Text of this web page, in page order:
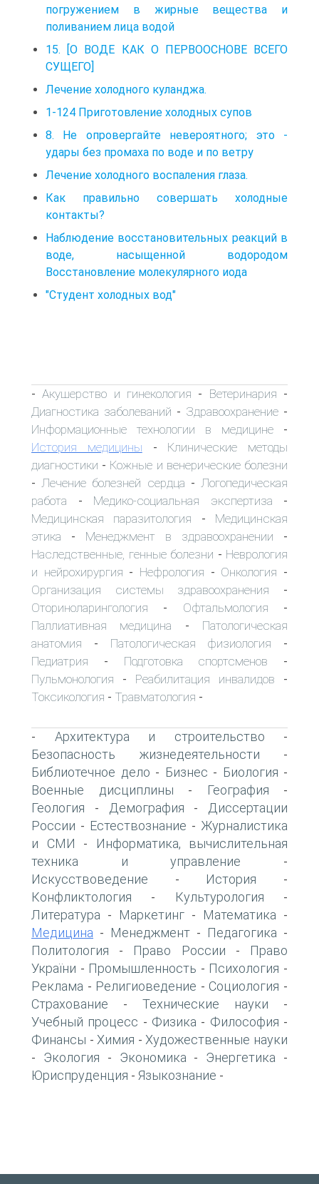
погружением в жирные вещества и
поливанием лица водой
15. [О ВОДЕ КАК О ПЕРВООСНОВЕ ВСЕГО
СУЩЕГО]
Лечение холодного куланджа.
1-124 Приготовление холодных супов
8. Не опровергайте невероятного; это -
удары без промаха по воде и по ветру
Лечение холодного воспаления глаза.
Как правильно совершать холодные
контакты?
Наблюдение восстановительных реакций в
воде, насыщенной водородом
Восстановление молекулярного иода
"Студент холодных вод"
-Акушерство и гинекология - Ветеринария -
Диагностика заболеваний - Здравоохранение -
Информационные технологии в медицине -
История медицины - Клинические методы
диагностики - Кожные и венерические болезни
- Лечение болезней сердца - Логопедическая
работа - Медико-социальная экспертиза -
Медицинская паразитология - Медицинская
этика - Менеджмент в здравоохранении -
Наследственные, генные болезни - Неврология
и нейрохирургия - Нефрология - Онкология -
Организация системы здравоохранения -
Оториноларингология - Офтальмология -
Паллиативная медицина - Патологическая
анатомия - Патологическая физиология -
Педиатрия - Подготовка спортсменов -
Пульмонология - Реабилитация инвалидов -
Токсикология - Травматология -
- Архитектура и строительство -
Безопасность жизнедеятельности -
Библиотечное дело - Бизнес - Биология -
Военные дисциплины - География -
Геология - Демография -
Диссертации
России - Естествознание - Журналистика
и СМИ -
Информатика, вычислительная
техника и управление -
Искусствоведение - История -
Конфликтология - Культурология -
Литература - Маркетинг - Математика -
Медицина - Менеджмент - Педагогика -
Политология - Право России -
Право
України - Промышленность - Психология -
Реклама - Религиоведение - Социология -
Страхование - Технические науки -
Учебный процесс - Физика - Философия -
Финансы - Химия - Художественные науки
- Экология - Экономика - Энергетика -
Юриспруденция - Языкознание -